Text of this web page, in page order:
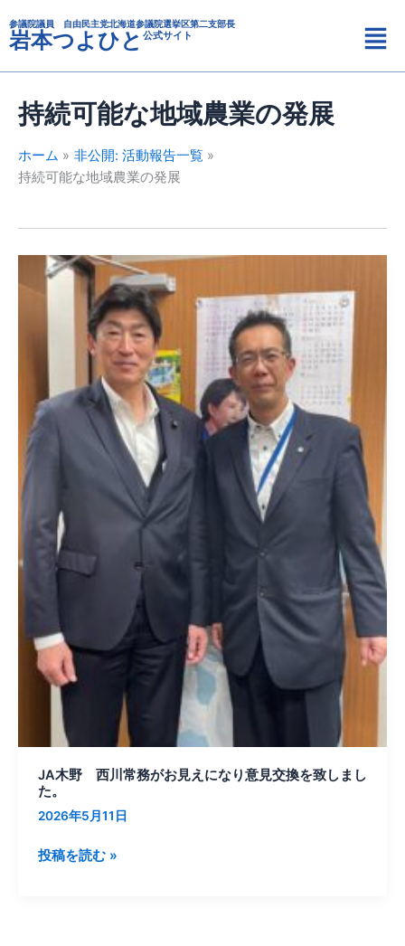
容
を
ス
参議院議員 自由民主党北海道参議院選挙区第二支部長
岩本つよひと 公式サイト
メ
ニ
ュ
持続可能な地域農業の発展
ホーム
非公開: 活動報告一覧
持続可能な地域農業の発展
JA木野 西川常務がお見えになり意見交換を致しまし
た。
2026年5月11日
JA
務
が
な
り
換
を
致
た。
投稿を読む »
テ
ゴ